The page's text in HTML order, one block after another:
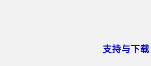
支持与下载